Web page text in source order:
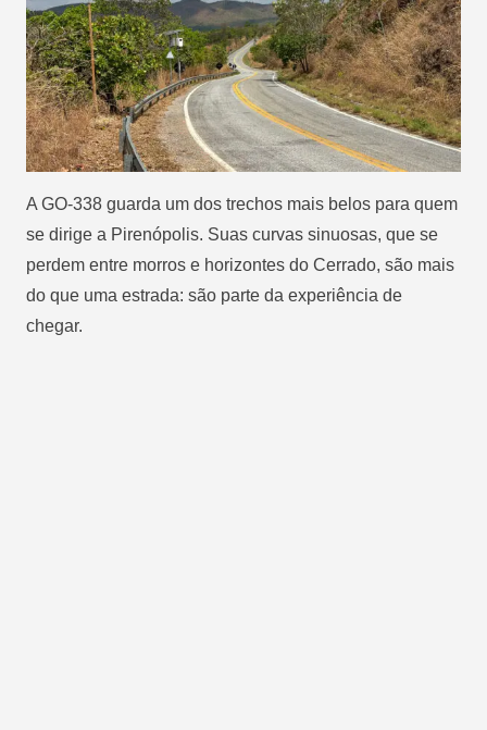
A GO-338 guarda um dos trechos mais belos para quem
se dirige a Pirenópolis. Suas curvas sinuosas, que se
perdem entre morros e horizontes do Cerrado, são mais
do que uma estrada: são parte da experiência de
chegar.